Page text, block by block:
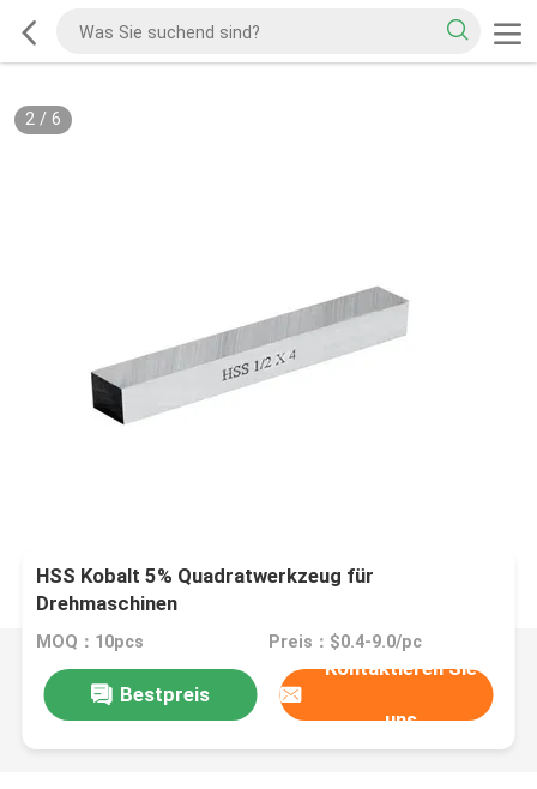
2/ 6
HSS Kobalt 5% Quadratwerkzeug für
Drehmaschinen
MOQ：10pcs Preis：$0.4-9.0/pc
Bestpreis
Kontaktieren Sie
uns